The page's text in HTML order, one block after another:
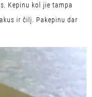
Kepinu kol jie tampa
ir čilį. Pakepinu dar